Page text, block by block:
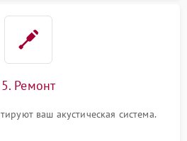
5. Ремонт
ваш акустическая система.